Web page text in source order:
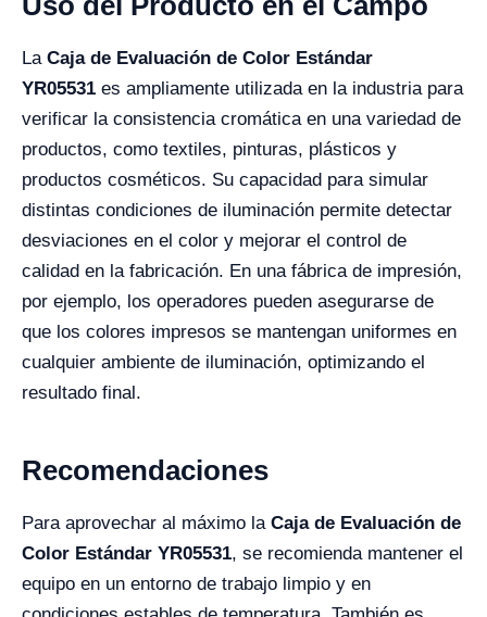
La Caja de Evaluación de Color Estándar
YR05531 es ampliamente utilizada en la industria para
verificar la consistencia cromática en una variedad de
productos, como textiles, pinturas, plásticos y
productos cosméticos. Su capacidad para simular
distintas condiciones de iluminación permite detectar
desviaciones en el color y mejorar el control de
calidad en la fabricación. En una fábrica de impresión,
por ejemplo, los operadores pueden asegurarse de
que los colores impresos se mantengan uniformes en
cualquier ambiente de iluminación, optimizando el
resultado final.
Recomendaciones
Para aprovechar al máximo la Caja de Evaluación de
Color Estándar YR05531, se recomienda mantener el
equipo en un entorno de trabajo limpio y en